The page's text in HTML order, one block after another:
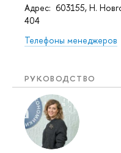
Адрес: 603155, Н.
404
Телефоны менеджеров
РУКОВОДСТВО